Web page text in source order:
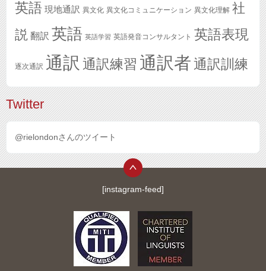
英語 現地通訳 異文化 異文化コミュニケーション 異文化理解 社
説 翻訳 英語 英語学習 英語発音コンサルタント 英語表現
逐次通訳 通訳 通訳練習 通訳者 通訳訓練
Twitter
@rielondonさんのツイート
[instagram-feed]